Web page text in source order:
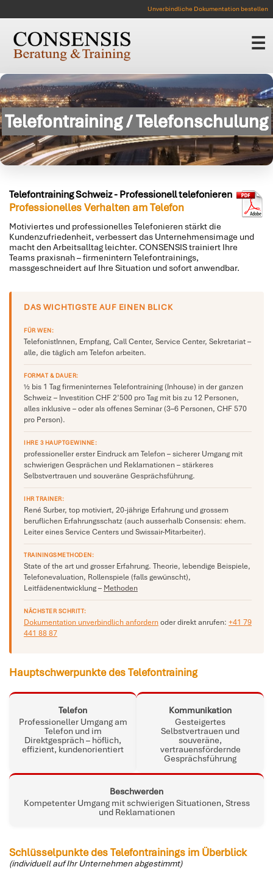
Unverbindliche Dokumentation bestellen
☰
Telefontraining / Telefonschulung
PDF
Telefontraining Schweiz - Professionell telefonieren
Professionelles Verhalten am Telefon
Motiviertes und professionelles Telefonieren stärkt die
Kundenzufriedenheit, verbessert das Unternehmensimage und
macht den Arbeitsalltag leichter. CONSENSIS trainiert Ihre
Teams praxisnah – firmenintern Telefontrainings,
massgeschneidert auf Ihre Situation und sofort anwendbar.
DAS WICHTIGSTE AUF EINEN BLICK
FÜR WEN:
TelefonistInnen, Empfang, Call Center, Service Center, Sekretariat –
alle, die täglich am Telefon arbeiten.
FORMAT & DAUER:
½ bis 1 Tag firmeninternes Telefontraining (Inhouse) in der ganzen
Schweiz – Investition CHF 2’500 pro Tag mit bis zu 12 Personen,
alles inklusive – oder als offenes Seminar (3–6 Personen, CHF 570
pro Person).
IHRE 3 HAUPTGEWINNE:
professioneller erster Eindruck am Telefon – sicherer Umgang mit
schwierigen Gesprächen und Reklamationen – stärkeres
Selbstvertrauen und souveräne Gesprächsführung.
IHR TRAINER:
René Surber, top motiviert, 20-jährige Erfahrung und grossem
beruflichen Erfahrungsschatz (auch ausserhalb Consensis: ehem.
Leiter eines Service Centers und Swissair-Mitarbeiter).
TRAININGSMETHODEN:
State of the art und grosser Erfahrung. Theorie, lebendige Beispiele,
Telefonevaluation, Rollenspiele (falls gewünscht),
Leitfädenentwicklung – Methoden
NÄCHSTER SCHRITT:
Dokumentation unverbindlich anfordernoder direkt anrufen: +41 79
441 88 87
Hauptschwerpunkte des Telefontraining
Telefon
Professioneller Umgang am
Telefon und im
Direktgespräch – höflich,
effizient, kundenorientiert
Kommunikation
Gesteigertes
Selbstvertrauen und
souveräne,
vertrauensfördernde
Gesprächsführung
Beschwerden
Kompetenter Umgang mit schwierigen Situationen, Stress
und Reklamationen
Schlüsselpunkte des Telefontrainings im Überblick
(individuell auf Ihr Unternehmen abgestimmt)